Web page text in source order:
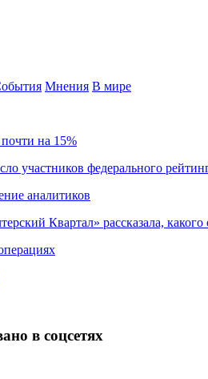
Мнения В мире
на 15%
федерального
аналитиков
Квартал» рассказала,
в соцсетях